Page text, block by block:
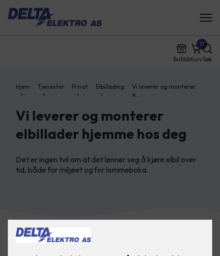
ButikkKurv
0
Søk
Hjem Tjenester Privat Elbillading
Vi leverer og monterer
e…
Vi leverer og monterer
elbillader hjemme hos deg
Det er ingen tvil om at det lønner seg å kjøre elbil over
tid, både for miljøet og for lommeboka.